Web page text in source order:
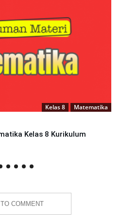
Kelas 8 Matematika
Kelas 8 Kurikulum
COMMENT